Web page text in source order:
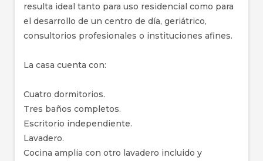
resulta ideal tanto para uso residencial como para
el desarrollo de un centro de día, geriátrico,
consultorios profesionales o instituciones afines.
La casa cuenta con:
Cuatro dormitorios.
Tres baños completos.
Escritorio independiente.
Lavadero.
Cocina amplia con otro lavadero incluido y